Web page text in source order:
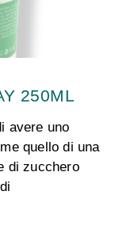
250ML
avere uno
quello di una
di zucchero